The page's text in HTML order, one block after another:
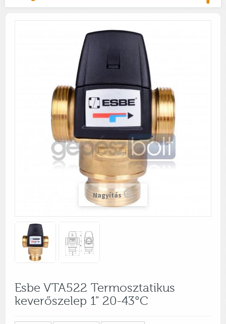
Nagyítás
Esbe VTA522 Termosztatikus
keverőszelep 1" 20-43°C